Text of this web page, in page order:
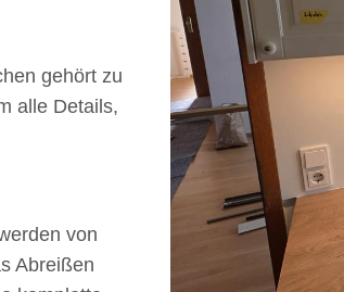
gehört zu
alle Details,
von
Abreißen